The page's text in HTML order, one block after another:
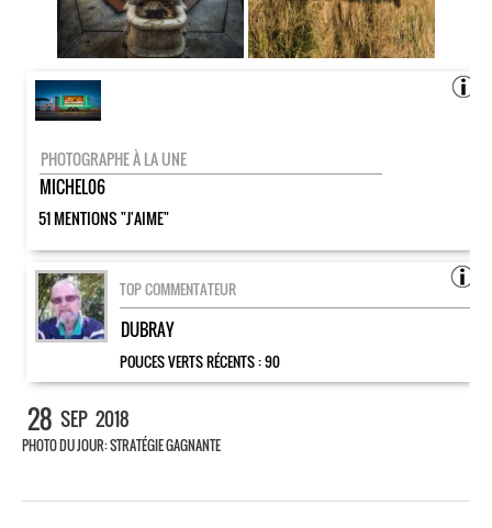
PHOTOGRAPHE À LA UNE
MICHEL06
51 MENTIONS "J'AIME"
TOP COMMENTATEUR
DUBRAY
POUCES VERTS RÉCENTS :90
28 SEP 2018
PHOTO DU JOUR: STRATÉGIE GAGNANTE